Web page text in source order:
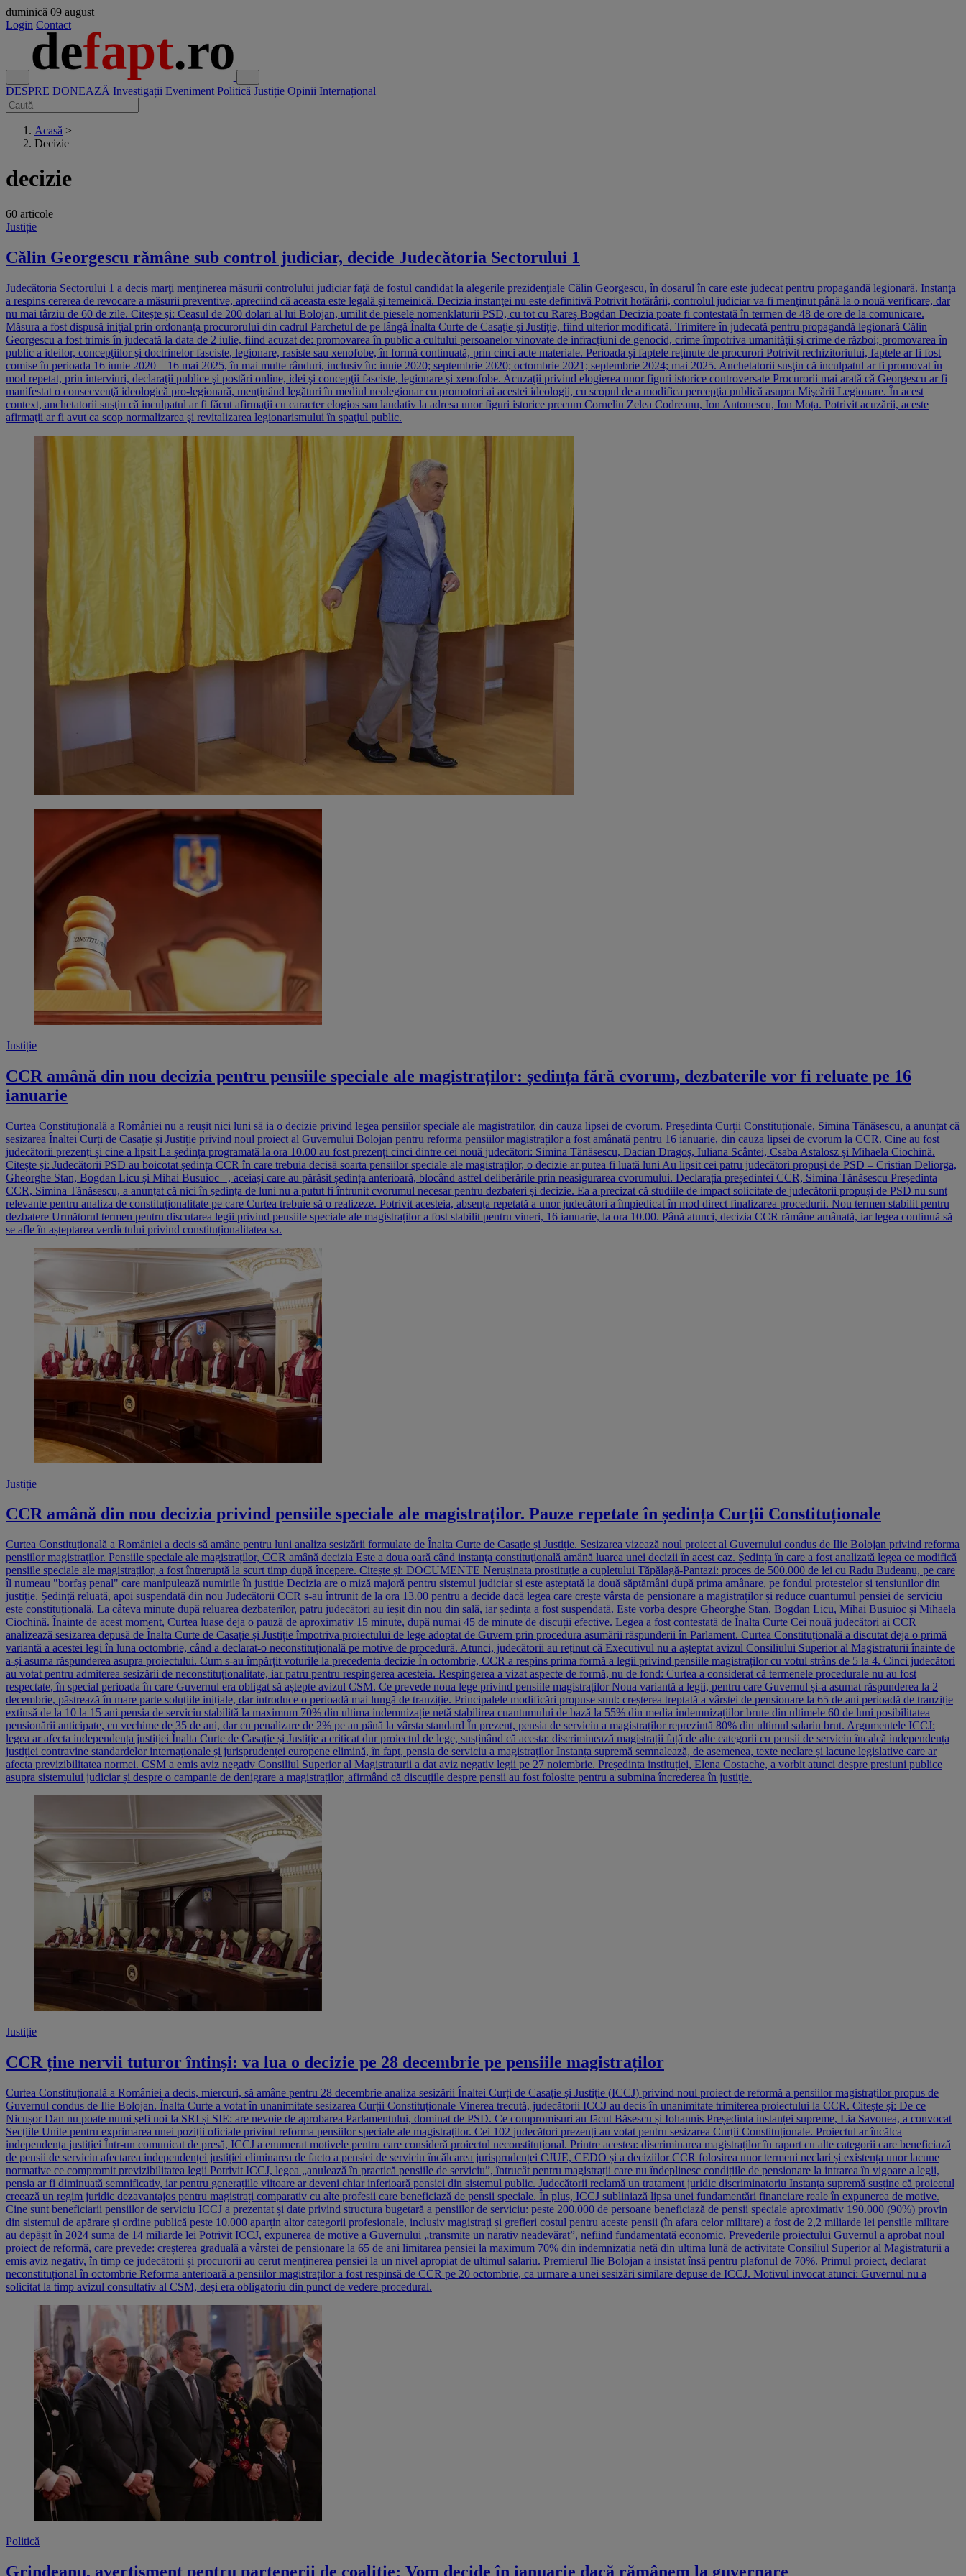
duminică 09 august
Login Contact
DESPRE DONEAZĂ Investigații Eveniment Politică Justiție Opinii Internațional
Acasă >
Decizie
decizie
60 articole
Justiție
Călin Georgescu rămâne sub control judiciar, decide Judecătoria Sectorului 1
Judecătoria Sectorului 1 a decis marţi menţinerea măsurii controlului judiciar faţă de fostul candidat la alegerile prezidenţiale Călin Georgescu, în dosarul în care este judecat pentru propagandă legionară. Instanţa
a respins cererea de revocare a măsurii preventive, apreciind că aceasta este legală şi temeinică. Decizia instanţei nu este definitivă Potrivit hotărârii, controlul judiciar va fi menţinut până la o nouă verificare, dar
nu mai târziu de 60 de zile. Citește și: Ceasul de 200 dolari al lui Bolojan, umilit de piesele nomenklaturii PSD, cu tot cu Rareș Bogdan Decizia poate fi contestată în termen de 48 de ore de la comunicare.
Măsura a fost dispusă iniţial prin ordonanţa procurorului din cadrul Parchetul de pe lângă Înalta Curte de Casaţie şi Justiţie, fiind ulterior modificată. Trimitere în judecată pentru propagandă legionară Călin
Georgescu a fost trimis în judecată la data de 2 iulie, fiind acuzat de: promovarea în public a cultului persoanelor vinovate de infracţiuni de genocid, crime împotriva umanităţii şi crime de război; promovarea în
public a ideilor, concepţiilor şi doctrinelor fasciste, legionare, rasiste sau xenofobe, în formă continuată, prin cinci acte materiale. Perioada şi faptele reţinute de procurori Potrivit rechizitoriului, faptele ar fi fost
comise în perioada 16 iunie 2020 – 16 mai 2025, în mai multe rânduri, inclusiv în: iunie 2020; septembrie 2020; octombrie 2021; septembrie 2024; mai 2025. Anchetatorii susţin că inculpatul ar fi promovat în
mod repetat, prin interviuri, declaraţii publice şi postări online, idei şi concepţii fasciste, legionare şi xenofobe. Acuzaţii privind elogierea unor figuri istorice controversate Procurorii mai arată că Georgescu ar fi
manifestat o consecvenţă ideologică pro-legionară, menţinând legături în mediul neolegionar cu promotori ai acestei ideologii, cu scopul de a modifica percepţia publică asupra Mişcării Legionare. În acest
context, anchetatorii susţin că inculpatul ar fi făcut afirmaţii cu caracter elogios sau laudativ la adresa unor figuri istorice precum Corneliu Zelea Codreanu, Ion Antonescu, Ion Moța. Potrivit acuzării, aceste
afirmaţii ar fi avut ca scop normalizarea şi revitalizarea legionarismului în spaţiul public.
Justiție
CCR amână din nou decizia pentru pensiile speciale ale magistraților: ședința fără cvorum, dezbaterile vor fi reluate pe 16
ianuarie
Curtea Constituțională a României nu a reușit nici luni să ia o decizie privind legea pensiilor speciale ale magistraților, din cauza lipsei de cvorum. Președinta Curții Constituționale, Simina Tănăsescu, a anunțat că
sesizarea Înaltei Curți de Casație și Justiție privind noul proiect al Guvernului Bolojan pentru reforma pensiilor magistraților a fost amânată pentru 16 ianuarie, din cauza lipsei de cvorum la CCR. Cine au fost
judecătorii prezenți și cine a lipsit La ședința programată la ora 10.00 au fost prezenți cinci dintre cei nouă judecători: Simina Tănăsescu, Dacian Dragoș, Iuliana Scântei, Csaba Astalosz și Mihaela Ciochină.
Citește și: Judecătorii PSD au boicotat ședința CCR în care trebuia decisă soarta pensiilor speciale ale magistraților, o decizie ar putea fi luată luni Au lipsit cei patru judecători propuși de PSD – Cristian Deliorga,
Gheorghe Stan, Bogdan Licu și Mihai Busuioc –, aceiași care au părăsit ședința anterioară, blocând astfel deliberările prin neasigurarea cvorumului. Declarația președintei CCR, Simina Tănăsescu Președinta
CCR, Simina Tănăsescu, a anunțat că nici în ședința de luni nu a putut fi întrunit cvorumul necesar pentru dezbateri și decizie. Ea a precizat că studiile de impact solicitate de judecătorii propuși de PSD nu sunt
relevante pentru analiza de constituționalitate pe care Curtea trebuie să o realizeze. Potrivit acesteia, absența repetată a unor judecători a împiedicat în mod direct finalizarea procedurii. Nou termen stabilit pentru
dezbatere Următorul termen pentru discutarea legii privind pensiile speciale ale magistraților a fost stabilit pentru vineri, 16 ianuarie, la ora 10.00. Până atunci, decizia CCR rămâne amânată, iar legea continuă să
se afle în așteptarea verdictului privind constituționalitatea sa.
Justiție
CCR amână din nou decizia privind pensiile speciale ale magistraților. Pauze repetate în ședința Curții Constituționale
Curtea Constituțională a României a decis să amâne pentru luni analiza sesizării formulate de Înalta Curte de Casație și Justiție. Sesizarea vizează noul proiect al Guvernului condus de Ilie Bolojan privind reforma
pensiilor magistraților. Pensiile speciale ale magistraților, CCR amână decizia Este a doua oară când instanţa constituţională amână luarea unei decizii în acest caz. Ședința în care a fost analizată legea ce modifică
pensiile speciale ale magistraților, a fost întreruptă la scurt timp după începere. Citește și: DOCUMENTE Nerușinata prostituție a cupletului Tăpălagă-Pantazi: proces de 500.000 de lei cu Radu Budeanu, pe care
îl numeau "borfaș penal" care manipulează numirile în justiție Decizia are o miză majoră pentru sistemul judiciar și este așteptată la două săptămâni după prima amânare, pe fondul protestelor și tensiunilor din
justiție. Ședință reluată, apoi suspendată din nou Judecătorii CCR s-au întrunit de la ora 13.00 pentru a decide dacă legea care crește vârsta de pensionare a magistraților și reduce cuantumul pensiei de serviciu
este constituțională. La câteva minute după reluarea dezbaterilor, patru judecători au ieșit din nou din sală, iar ședința a fost suspendată. Este vorba despre Gheorghe Stan, Bogdan Licu, Mihai Busuioc și Mihaela
Ciochină. Înainte de acest moment, Curtea luase deja o pauză de aproximativ 15 minute, după numai 45 de minute de discuții efective. Legea a fost contestată de Înalta Curte Cei nouă judecători ai CCR
analizează sesizarea depusă de Înalta Curte de Casație și Justiție împotriva proiectului de lege adoptat de Guvern prin procedura asumării răspunderii în Parlament. Curtea Constituțională a discutat deja o primă
variantă a acestei legi în luna octombrie, când a declarat-o neconstituțională pe motive de procedură. Atunci, judecătorii au reținut că Executivul nu a așteptat avizul Consiliului Superior al Magistraturii înainte de
a-și asuma răspunderea asupra proiectului. Cum s-au împărțit voturile la precedenta decizie În octombrie, CCR a respins prima formă a legii privind pensiile magistraților cu votul strâns de 5 la 4. Cinci judecători
au votat pentru admiterea sesizării de neconstituționalitate, iar patru pentru respingerea acesteia. Respingerea a vizat aspecte de formă, nu de fond: Curtea a considerat că termenele procedurale nu au fost
respectate, în special perioada în care Guvernul era obligat să aștepte avizul CSM. Ce prevede noua lege privind pensiile magistraților Noua variantă a legii, pentru care Guvernul și-a asumat răspunderea la 2
decembrie, păstrează în mare parte soluțiile inițiale, dar introduce o perioadă mai lungă de tranziție. Principalele modificări propuse sunt: creșterea treptată a vârstei de pensionare la 65 de ani perioadă de tranziție
extinsă de la 10 la 15 ani pensia de serviciu stabilită la maximum 70% din ultima indemnizație netă stabilirea cuantumului de bază la 55% din media indemnizațiilor brute din ultimele 60 de luni posibilitatea
pensionării anticipate, cu vechime de 35 de ani, dar cu penalizare de 2% pe an până la vârsta standard În prezent, pensia de serviciu a magistraților reprezintă 80% din ultimul salariu brut. Argumentele ICCJ:
legea ar afecta independența justiției Înalta Curte de Casație și Justiție a criticat dur proiectul de lege, susținând că acesta: discriminează magistrații față de alte categorii cu pensii de serviciu încalcă independența
justiției contravine standardelor internaționale și jurisprudenței europene elimină, în fapt, pensia de serviciu a magistraților Instanța supremă semnalează, de asemenea, texte neclare și lacune legislative care ar
afecta previzibilitatea normei. CSM a emis aviz negativ Consiliul Superior al Magistraturii a dat aviz negativ legii pe 27 noiembrie. Președinta instituției, Elena Costache, a vorbit atunci despre presiuni publice
asupra sistemului judiciar și despre o campanie de denigrare a magistraților, afirmând că discuțiile despre pensii au fost folosite pentru a submina încrederea în justiție.
Justiție
CCR ține nervii tuturor întinși: va lua o decizie pe 28 decembrie pe pensiile magistraților
Curtea Constituțională a României a decis, miercuri, să amâne pentru 28 decembrie analiza sesizării Înaltei Curți de Casație și Justiție (ICCJ) privind noul proiect de reformă a pensiilor magistraților propus de
Guvernul condus de Ilie Bolojan. Înalta Curte a votat în unanimitate sesizarea Curții Constituționale Vinerea trecută, judecătorii ICCJ au decis în unanimitate trimiterea proiectului la CCR. Citește și: De ce
Nicușor Dan nu poate numi șefi noi la SRI și SIE: are nevoie de aprobarea Parlamentului, dominat de PSD. Ce compromisuri au făcut Băsescu și Iohannis Președinta instanței supreme, Lia Savonea, a convocat
Secțiile Unite pentru exprimarea unei poziții oficiale privind reforma pensiilor speciale ale magistraților. Cei 102 judecători prezenți au votat pentru sesizarea Curții Constituționale. Proiectul ar încălca
independența justiției Într-un comunicat de presă, ICCJ a enumerat motivele pentru care consideră proiectul neconstituțional. Printre acestea: discriminarea magistraților în raport cu alte categorii care beneficiază
de pensii de serviciu afectarea independenței justiției eliminarea de facto a pensiei de serviciu încălcarea jurisprudenței CJUE, CEDO și a deciziilor CCR folosirea unor termeni neclari și existența unor lacune
normative ce compromit previzibilitatea legii Potrivit ICCJ, legea „anulează în practică pensiile de serviciu”, întrucât pentru magistrații care nu îndeplinesc condițiile de pensionare la intrarea în vigoare a legii,
pensia ar fi diminuată semnificativ, iar pentru generațiile viitoare ar deveni chiar inferioară pensiei din sistemul public. Judecătorii reclamă un tratament juridic discriminatoriu Instanța supremă susține că proiectul
creează un regim juridic dezavantajos pentru magistrați comparativ cu alte profesii care beneficiază de pensii speciale. În plus, ICCJ subliniază lipsa unei fundamentări financiare reale în expunerea de motive.
Cine sunt beneficiarii pensiilor de serviciu ICCJ a prezentat și date privind structura bugetară a pensiilor de serviciu: peste 200.000 de persoane beneficiază de pensii speciale aproximativ 190.000 (90%) provin
din sistemul de apărare și ordine publică peste 10.000 aparțin altor categorii profesionale, inclusiv magistrați și grefieri costul pentru aceste pensii (în afara celor militare) a fost de 2,2 miliarde lei pensiile militare
au depășit în 2024 suma de 14 miliarde lei Potrivit ICCJ, expunerea de motive a Guvernului „transmite un narativ neadevărat”, nefiind fundamentată economic. Prevederile proiectului Guvernul a aprobat noul
proiect de reformă, care prevede: creșterea graduală a vârstei de pensionare la 65 de ani limitarea pensiei la maximum 70% din indemnizația netă din ultima lună de activitate Consiliul Superior al Magistraturii a
emis aviz negativ, în timp ce judecătorii și procurorii au cerut menținerea pensiei la un nivel apropiat de ultimul salariu. Premierul Ilie Bolojan a insistat însă pentru plafonul de 70%. Primul proiect, declarat
neconstituțional în octombrie Reforma anterioară a pensiilor magistraților a fost respinsă de CCR pe 20 octombrie, ca urmare a unei sesizări similare depuse de ICCJ. Motivul invocat atunci: Guvernul nu a
solicitat la timp avizul consultativ al CSM, deși era obligatoriu din punct de vedere procedural.
Politică
Grindeanu, avertisment pentru partenerii de coaliție: Vom decide în ianuarie dacă rămânem la guvernare